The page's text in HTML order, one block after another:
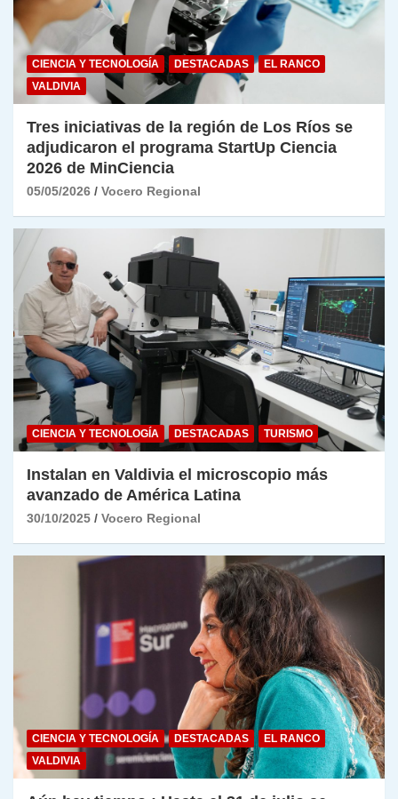
CIENCIA Y TECNOLOGÍA DESTACADAS
EL RANCO
VALDIVIA
Tres iniciativas de la región de Los Ríos se
adjudicaron el programa StartUp Ciencia
2026 de MinCiencia
05/05/2026 Vocero Regional
CIENCIA Y TECNOLOGÍA DESTACADAS TURISMO
Instalan en Valdivia el microscopio más
avanzado de América Latina
30/10/2025 Vocero Regional
CIENCIA Y TECNOLOGÍA DESTACADAS
EL RANCO
VALDIVIA